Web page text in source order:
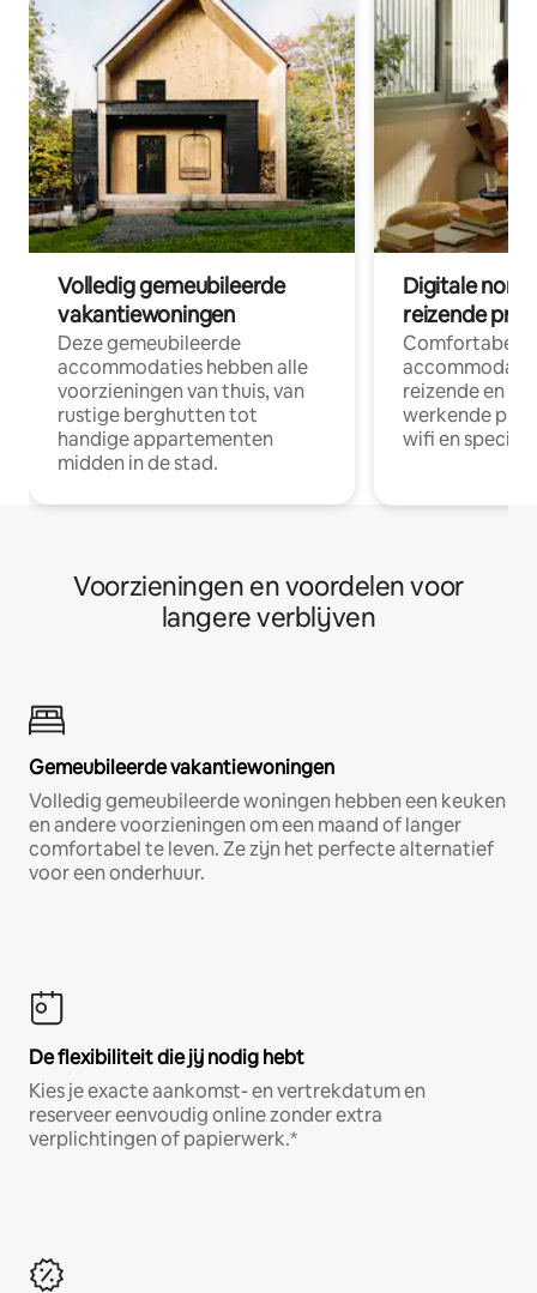
Volledig gemeubileerde
vakantiewoningen
Deze gemeubileerde
accommodaties hebben alle
voorzieningen van thuis, van
rustige berghutten tot
handige appartementen
midden in de stad.
Digitale
reizende
Comfortabele
reizende en
werkende
wifi en
Voorzieningen en voordelen voor
langere verblijven
Gemeubileerde vakantiewoningen
Volledig gemeubileerde woningen hebben een keuken
en andere voorzieningen om een maand of langer
comfortabel te leven. Ze zijn het perfecte alternatief
voor een onderhuur.
De flexibiliteit die jij nodig hebt
Kies je exacte aankomst- en vertrekdatum en
reserveer eenvoudig online zonder extra
verplichtingen of papierwerk.*